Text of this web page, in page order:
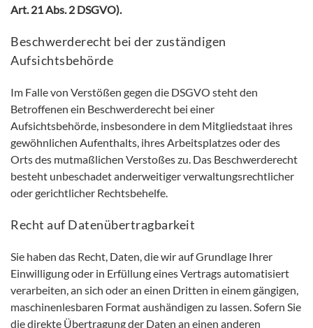
Art. 21 Abs. 2 DSGVO).
Beschwerderecht bei der zuständigen
Aufsichtsbehörde
Im Falle von Verstößen gegen die DSGVO steht den
Betroffenen ein Beschwerderecht bei einer
Aufsichtsbehörde, insbesondere in dem Mitgliedstaat ihres
gewöhnlichen Aufenthalts, ihres Arbeitsplatzes oder des
Orts des mutmaßlichen Verstoßes zu. Das Beschwerderecht
besteht unbeschadet anderweitiger verwaltungsrechtlicher
oder gerichtlicher Rechtsbehelfe.
Recht auf Datenübertragbarkeit
Sie haben das Recht, Daten, die wir auf Grundlage Ihrer
Einwilligung oder in Erfüllung eines Vertrags automatisiert
verarbeiten, an sich oder an einen Dritten in einem gängigen,
maschinenlesbaren Format aushändigen zu lassen. Sofern Sie
die direkte Übertragung der Daten an einen anderen